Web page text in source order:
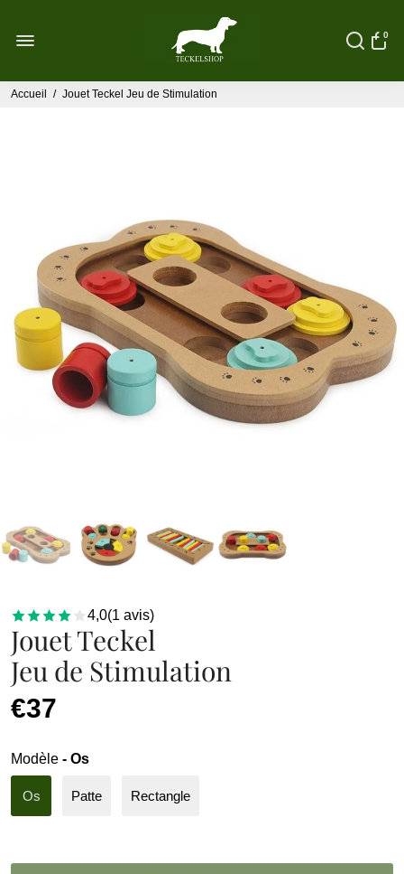
0
Accueil / Jouet Teckel Jeu de Stimulation
4,0(1 avis)
Jouet Teckel
Jeu de Stimulation
€37
Modèle - Os
Os Patte Rectangle